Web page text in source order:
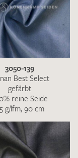
3050-139
Best Select
gefärbt
reine Seide
g/lfm, 90 cm